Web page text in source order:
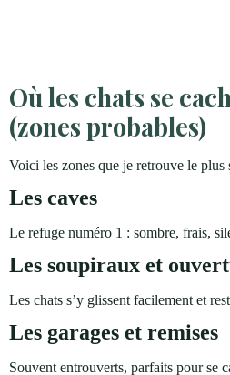
Où les chats se
(zones probables)
Voici les zones que je retrouve le plus
Les caves
Le refuge numéro 1 : sombre, frais,
Les soupiraux et
Les chats s’y glissent facilement et
Les garages et remises
Souvent entrouverts, parfaits pour se